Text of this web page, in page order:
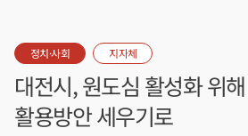
정치·사회 지자체
대전시, 원도심 활성화 위
활용방안 세우기로